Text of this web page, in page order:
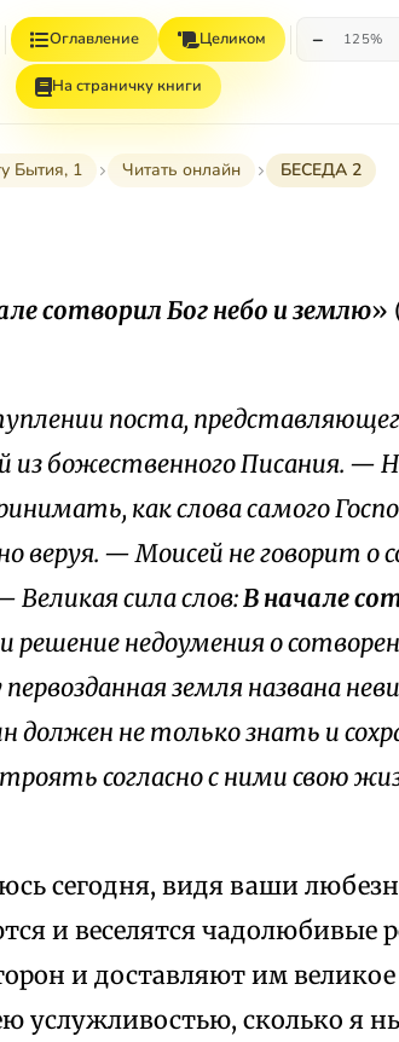
Оглавление Целиком − 125%
На страничку книги
Бытия, 1 Читать онлайн БЕСЕДА 2
сотворил Бог небо и землю»
поста,
из божественного Писания. —
как слова самого
веруя. — Моисей не говорит о
сила слов:В начале
недоумения о
земля названа
должен не только знать и
согласно с ними свою
сегодня, видя ваши
и веселятся чадолюбивые
и доставляют им великое
услужливостью, сколько я